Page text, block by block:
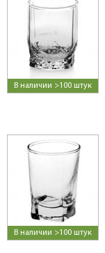
В наличии >100 штук
В наличии >100 штук